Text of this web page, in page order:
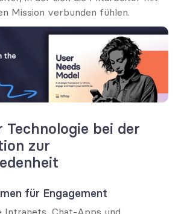
Mission verbunden fühlen.
Technologie bei der
zur
für Engagement
Intranets, Chat-Apps und